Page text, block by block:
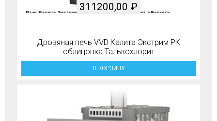
Дровяная печь VVD Калита Экстрим РК
облицовка Талькохлорит
311200,00 ₽
В КОРЗИНУ